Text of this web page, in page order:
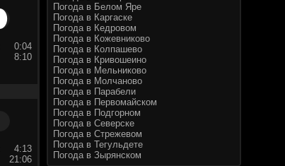
0:04
8:10
4:13
21:06
Погода в Белом Яре
Погода в Каргаске
Погода в Кедровом
Погода в Кожевниково
Погода в Колпашево
Погода в Кривошеино
Погода в Мельниково
Погода в Молчаново
Погода в Парабели
Погода в Первомайском
Погода в Подгорном
Погода в Северске
Погода в Стрежевом
Погода в Тегульдете
Погода в Зырянском